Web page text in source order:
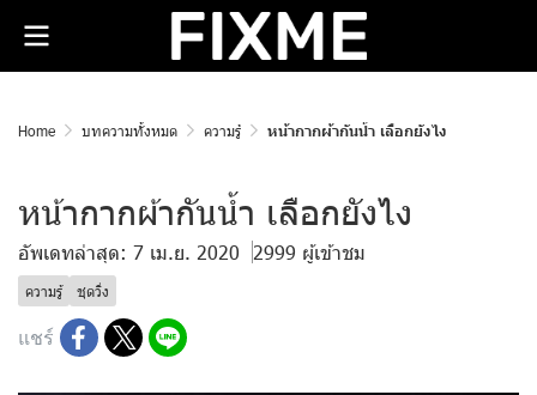
Home บทความทั้งหมด ความรู้ หน้ากากผ้ากันน้ำ เลือกยังไง
หน้ากากผ้ากันน้ำ เลือกยังไง
อัพเดทล่าสุด: 7 เม.ย. 2020 2999 ผู้เข้าชม
ความรู้ ชุดวิ่ง
แชร์